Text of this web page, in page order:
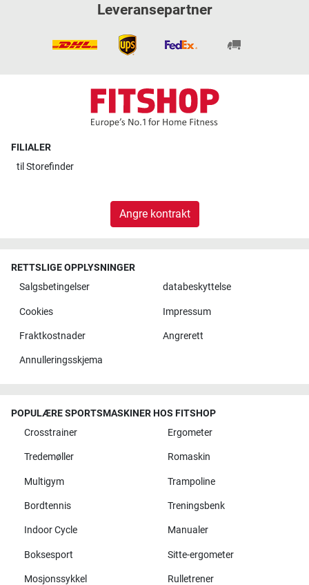
Leveransepartner
FILIALER
til Storefinder
Angre kontrakt
RETTSLIGE OPPLYSNINGER
Salgsbetingelser
databeskyttelse
Cookies Impressum
Fraktkostnader Angrerett
Annulleringsskjema
POPULÆRE SPORTSMASKINER HOS FITSHOP
Crosstrainer
Ergometer
Tredemøller Romaskin
Multigym Trampoline
Bordtennis Treningsbenk
Indoor Cycle Manualer
Boksesport Sitte-ergometer
Mosjonssykkel Rulletrener